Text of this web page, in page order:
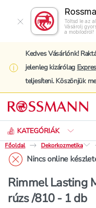
Töltsd le az
Vásárolj
a mobilodról!
Kedves Vásárlónk!
jelenleg kizárólag
teljesíteni. Köszönjük
KATEGÓRIÁK
Keresés
Főoldal
Dekorkozmetika
Nincs online
Rimmel Lasting
rúzs /810 - 1 db